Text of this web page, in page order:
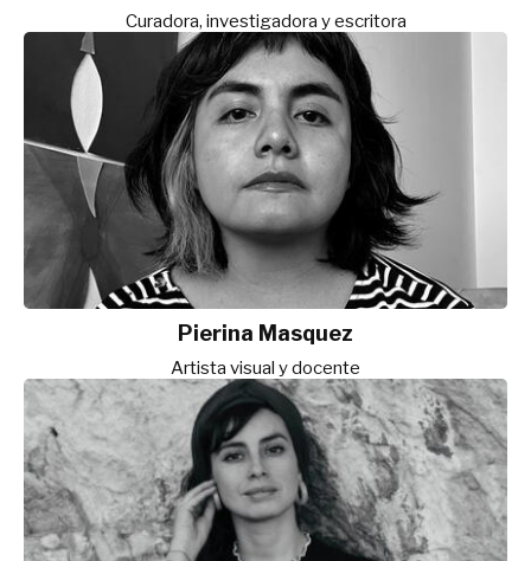
Curadora, investigadora y escritora
Pierina Masquez
Artista visual y docente